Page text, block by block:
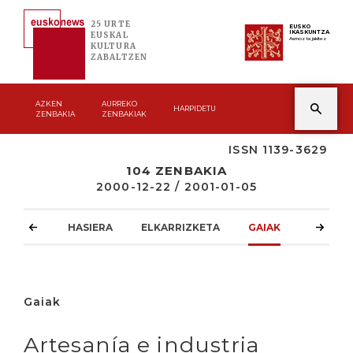
25 URTE
EUSKAL
KULTURA
ZABALTZEN
EUSKO
IKASKUNTZA
Asmoz ta jakitez
AZKEN
ZENBAKIA
AURREKO
ZENBAKIAK
HARPIDETU
ISSN 1139-3629
104 ZENBAKIA
2000-12-22 / 2001-01-05
HASIERA ELKARRIZKETA GAIAK
Gaiak
Artesanía e industria